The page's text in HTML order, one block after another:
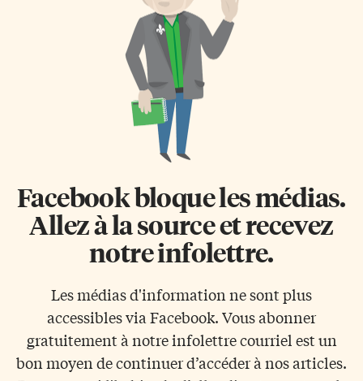
Facebook bloque les médias.
Allez à la source et recevez
notre infolettre.
Les médias d'information ne sont plus
accessibles via Facebook. Vous abonner
gratuitement à notre infolettre courriel est un
bon moyen de continuer d’accéder à nos articles.